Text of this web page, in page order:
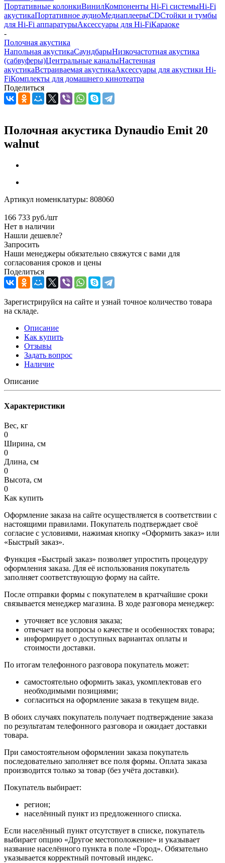
Портативные колонкиВинилКомпоненты Hi-Fi системыHi-Fi
акустикаПортативное аудиоМедиаплеерыCDСтойки и тумбы
для Hi-Fi аппаратурыАксессуары для Hi-FiКараоке
-
Полочная акустика
Напольная акустикаСаундбарыНизкочастотная акустика
(сабвуферы)Центральные каналыНастенная
акустикаВстраиваемая акустикаАксессуары для акустики Hi-
FiКомплекты для домашнего кинотеатра
Поделиться
Полочная акустика Dynaudio Emit 20
walnut
Артикул номенклатуры: 808060
166 733 руб./шт
Нет в наличии
Нашли дешевле?
Запросить
Наши менеджеры обязательно свяжутся с вами для
согласования сроков и цены
Поделиться
Зарегистрируйся на сайте и узнай точное количество товара
на складе.
Описание
Как купить
Отзывы
Задать вопрос
Наличие
Описание
Характеристики
Вес, кг
0
Ширина, см
0
Длина, см
0
Высота, см
0
Как купить
Оформление заказа на сайте осуществляется в соответствии с
настоящими правилами. Покупатель подтверждает своё
согласие с условиями, нажимая кнопку «Оформить заказ» или
«Быстрый заказ».
Функция «Быстрый заказ» позволяет упростить процедуру
оформления заказа. Для её использования покупатель
заполняет соответствующую форму на сайте.
После отправки формы с покупателем в кратчайшие сроки
связывается менеджер магазина. В ходе разговора менеджер:
уточняет все условия заказа;
отвечает на вопросы о качестве и особенностях товара;
информирует о доступных вариантах оплаты и
стоимости доставки.
По итогам телефонного разговора покупатель может:
самостоятельно оформить заказ, укомплектовав его
необходимыми позициями;
согласиться на оформление заказа в текущем виде.
В обоих случаях покупатель получает подтверждение заказа
по результатам телефонного разговора и ожидает доставки
товара.
При самостоятельном оформлении заказа покупатель
последовательно заполняет все поля формы. Оплата заказа
производится только за товар (без учёта доставки).
Покупатель выбирает:
регион;
населённый пункт из предложенного списка.
Если населённый пункт отсутствует в списке, покупатель
выбирает опцию «Другое местоположение» и указывает
название населённого пункта в поле «Город». Обязательно
указывается корректный почтовый индекс.